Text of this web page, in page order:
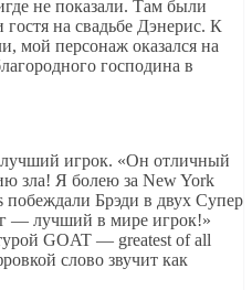
не показали. Там были
на свадьбе Дэнерис. К
мой персонаж оказался на
господина в
игрок. «Он отличный
зла! Я болею за New York
побеждали Брэди в двух Супер
— лучший в мире игрок!»
GOAT — greatest of all
слово звучит как